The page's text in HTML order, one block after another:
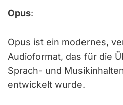
Opus:
Opus ist ein modernes,
Audioformat, das für die
Sprach- und
entwickelt wurde.